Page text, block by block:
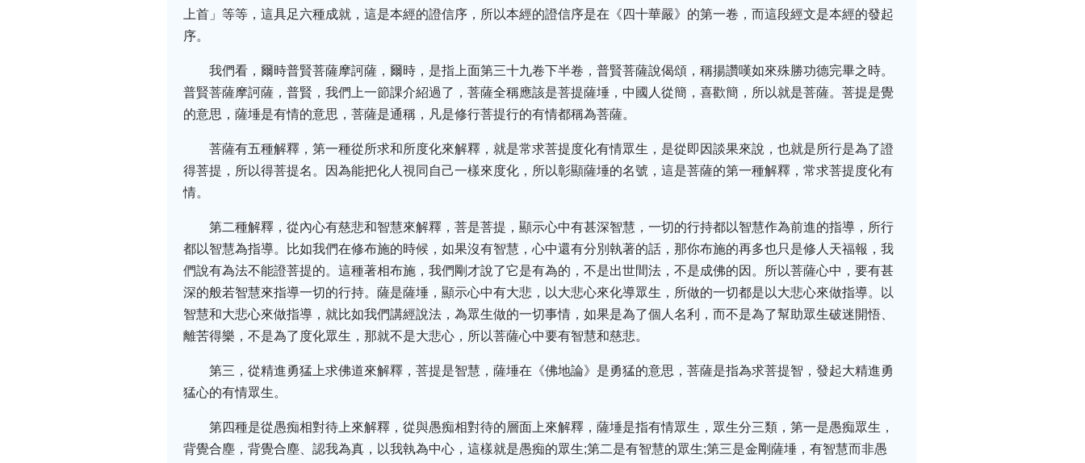
上首」等等，這具足六種成就，這是本經的證信序，所以本經的證信序是在《四十華嚴》的第一卷，而這段經文是本經的發起
序。
我們看，爾時普賢菩薩摩訶薩，爾時，是指上面第三十九卷下半卷，普賢菩薩說偈頌，稱揚讚嘆如來殊勝功德完畢之時。
普賢菩薩摩訶薩，普賢，我們上一節課介紹過了，菩薩全稱應該是菩提薩埵，中國人從簡，喜歡簡，所以就是菩薩。菩提是覺
的意思，薩埵是有情的意思，菩薩是通稱，凡是修行菩提行的有情都稱為菩薩。
菩薩有五種解釋，第一種從所求和所度化來解釋，就是常求菩提度化有情眾生，是從即因談果來說，也就是所行是為了證
得菩提，所以得菩提名。因為能把化人視同自己一樣來度化，所以彰顯薩埵的名號，這是菩薩的第一種解釋，常求菩提度化有
情。
第二種解釋，從內心有慈悲和智慧來解釋，菩是菩提，顯示心中有甚深智慧，一切的行持都以智慧作為前進的指導，所行
都以智慧為指導。比如我們在修布施的時候，如果沒有智慧，心中還有分別執著的話，那你布施的再多也只是修人天福報，我
們說有為法不能證菩提的。這種著相布施，我們剛才說了它是有為的，不是出世間法，不是成佛的因。所以菩薩心中，要有甚
深的般若智慧來指導一切的行持。薩是薩埵，顯示心中有大悲，以大悲心來化導眾生，所做的一切都是以大悲心來做指導。以
智慧和大悲心來做指導，就比如我們講經說法，為眾生做的一切事情，如果是為了個人名利，而不是為了幫助眾生破迷開悟、
離苦得樂，不是為了度化眾生，那就不是大悲心，所以菩薩心中要有智慧和慈悲。
第三，從精進勇猛上求佛道來解釋，菩提是智慧，薩埵在《佛地論》是勇猛的意思，菩薩是指為求菩提智，發起大精進勇
猛心的有情眾生。
第四種是從愚痴相對待上來解釋，從與愚痴相對待的層面上來解釋，薩埵是指有情眾生，眾生分三類，第一是愚痴眾生，
背覺合塵，背覺合塵、認我為真，以我執為中心，這樣就是愚痴的眾生;第二是有智慧的眾生;第三是金剛薩埵，有智慧而非愚